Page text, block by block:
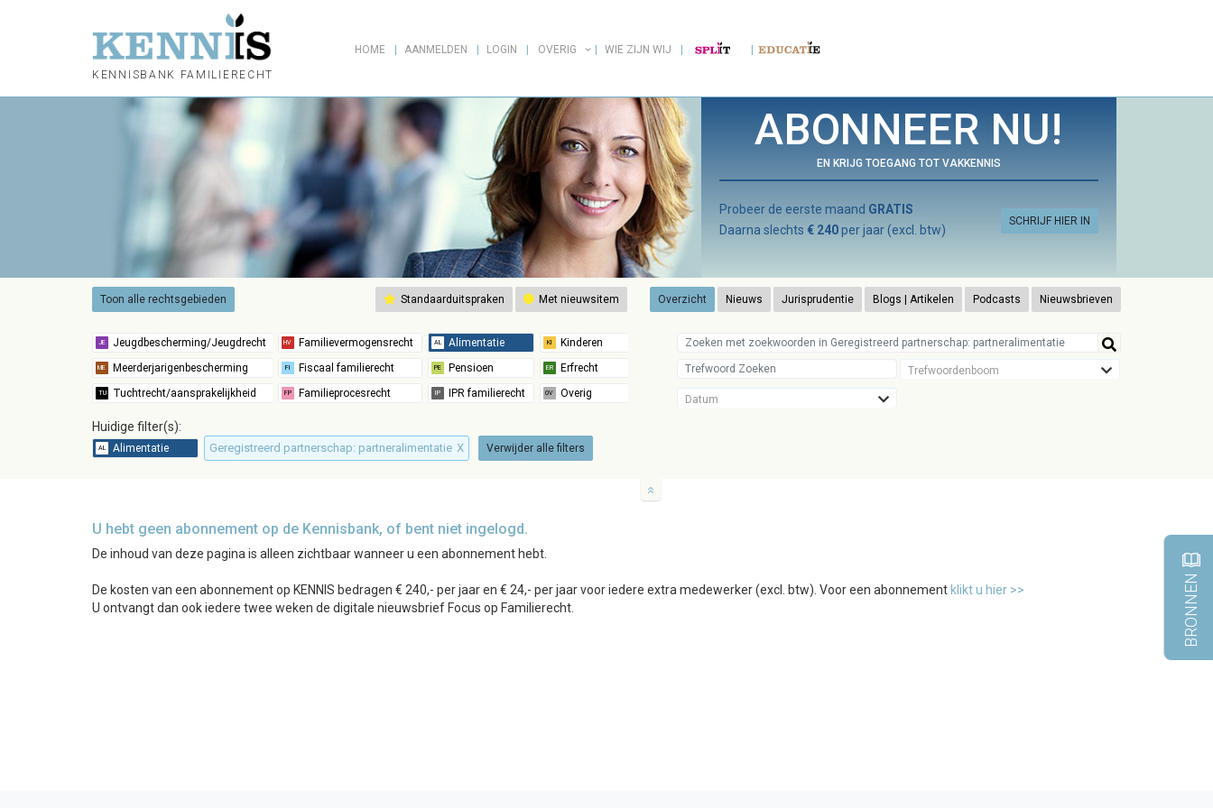
KENNISBANK FAMILIERECHT
HOME AANMELDEN LOGIN OVERIG WIE ZIJN WIJ
ABONNEER NU!
EN KRIJG TOEGANG TOT VAKKENNIS
SCHRIJF HIER IN
Probeer de eerste maand GRATIS
Daarna slechts € 240per jaar (excl. btw)
Toon alle rechtsgebieden Standaarduitspraken Met nieuwsitem Overzicht Nieuws Jurisprudentie Blogs | Artikelen Podcasts Nieuwsbrieven
Trefwoordenboom
Datum
Huidige filter(s):
Geregistreerd partnerschap: partneralimentatie X Verwijder alle filters
U hebt geen abonnement op de Kennisbank, of bent niet ingelogd.
De inhoud van deze pagina is alleen zichtbaar wanneer u een abonnement hebt.
De kosten van een abonnement op KENNIS bedragen € 240,- per jaar en € 24,- per jaar voor iedere extra medewerker (excl. btw). Voor een abonnement klikt u hier >>
U ontvangt dan ook iedere twee weken de digitale nieuwsbrief Focus op Familierecht.
BRONNEN